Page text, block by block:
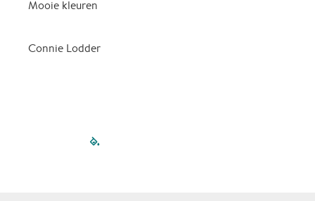
Mooie kleuren
Connie Lodder
filled-pagination